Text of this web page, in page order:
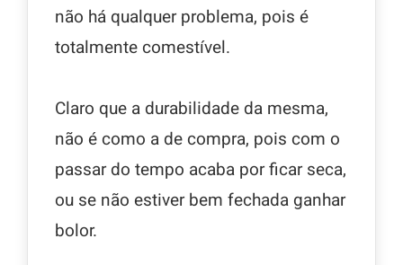
não há qualquer problema, pois é
totalmente comestível.
Claro que a durabilidade da mesma,
não é como a de compra, pois com o
passar do tempo acaba por ficar seca,
ou se não estiver bem fechada ganhar
bolor.